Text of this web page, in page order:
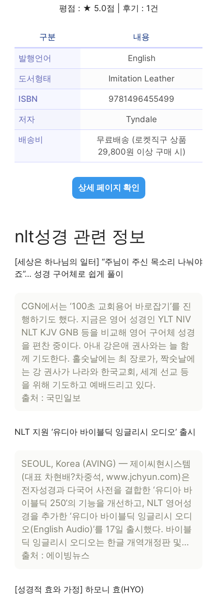
평점 : ★ 5.0점 | 후기 : 1건
구분 내용
발행언어 English
도서형태 Imitation Leather
ISBN 9781496455499
저자 Tyndale
배송비
무료배송 (로켓직구 상품
29,800원 이상 구매 시)
상세 페이지 확인
nlt성경 관련 정보
[세상은 하나님의 일터] “주님이 주신 목소리 나눠야
죠”… 성경 구어체로 쉽게 풀이
CGN에서는 ‘100초 교회용어 바로잡기’를 진
행하기도 했다. 지금은 영어 성경인 YLT NIV
NLT KJV GNB 등을 비교해 영어 구어체 성경
을 편찬 중이다. 아내 강은애 권사와는 늘 함
께 기도한다. 홀숫날에는 최 장로가, 짝숫날에
는 강 권사가 나라와 한국교회, 세계 선교 등
을 위해 기도하고 예배드리고 있다.
출처 : 국민일보
NLT 지원 ‘유디아 바이블딕 잉글리시 오디오’ 출시
SEOUL, Korea (AVING) —제이씨현시스템
(대표 차현배?차중석, www.jchyun.com)은
전자성경과 다국어 사전을 결합한 ‘유디아 바
이블딕 250’의 기능을 개선하고, NLT 영어성
경을 추가한 ‘유디아 바이블딕 잉글리시 오디
오(English Audio)’를 17일 출시했다. 바이블
딕 잉글리시 오디오는 한글 개역개정판 및…
출처 : 에이빙뉴스
[성경적 효와 가정] 하모니 효(HYO)